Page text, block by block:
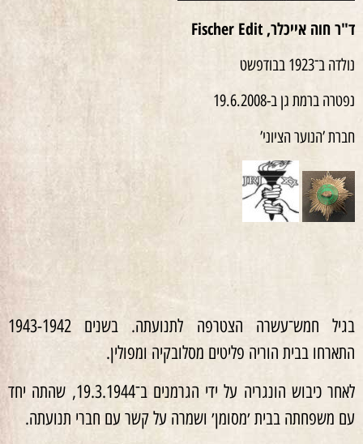
ד"ר חוה אייכלר, Fischer Edit
נולדה ב־1923 בבודפשט
נפטרה ברמת גן ב-19.6.2008
חברת ’הנוער הציוני’
בגיל חמש־עשרה הצטרפה לתנועתה. בשנים 1942‏-1943
התארחו בבית הוריה פליטים מסלובקיה ומפולין.
לאחר כיבוש הונגריה על ידי הגרמנים ב־19.3.1944, שהתה יחד
עם משפחתה בבית ׳מסומן׳ ושמרה על קשר עם חברי תנועתה.